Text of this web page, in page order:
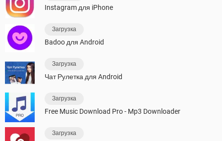
Instagram для iPhone
Загрузка
Badoo для Android
Загрузка
Чат Рулетка для Android
Загрузка
Free Music Download Pro - Mp3 Downloader
Загрузка